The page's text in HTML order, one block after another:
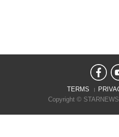
TERMS
Copyright ©